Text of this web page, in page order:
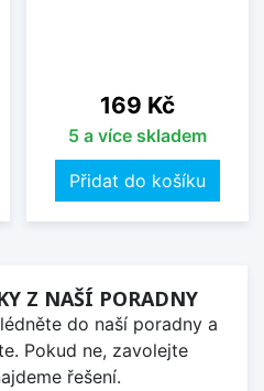
Cena
169 Kč
5 a více skladem
Přidat do košíku
Z NAŠÍ PORADNY
do naší poradny a
Pokud ne, zavolejte
řešení.